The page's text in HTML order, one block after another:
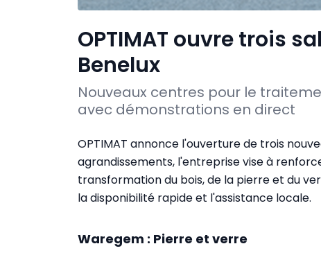
OPTIMAT ouvre trois
Benelux
Nouveaux centres pour le
avec démonstrations en direct
OPTIMAT annonce l'ouverture de trois
agrandissements, l'entreprise vise à
transformation du bois, de la pierre et du
la disponibilité rapide et l'assistance locale.
Waregem : Pierre et verre